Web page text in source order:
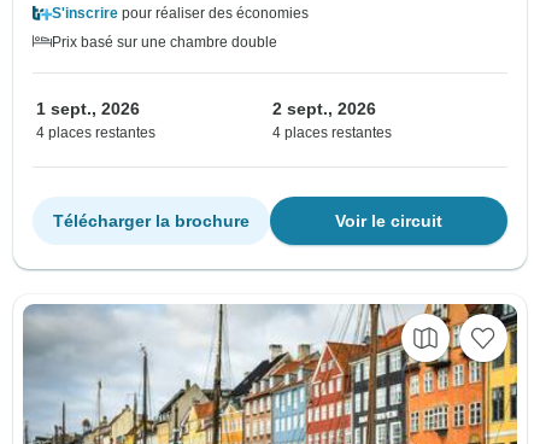
S'inscrire pour réaliser des économies
Prix basé sur une chambre double
1 sept., 2026
4 places restantes
2 sept., 2026
4 places restantes
Voir le circuit
Télécharger la brochure